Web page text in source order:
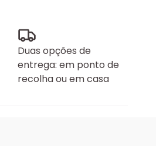
Duas opções de
entrega: em ponto de
recolha ou em casa